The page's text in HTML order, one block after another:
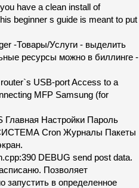
have a clean install of
beginner s guide is meant to put
-Товары/Услуги - выделить
ресурсы можно в биллинге -
USB-port Access to a
MFP Samsung (for
Главная Настройки Пароль
Cron Журналы Пакеты
DEBUG send post data.
Позволяет
запустить в определенное